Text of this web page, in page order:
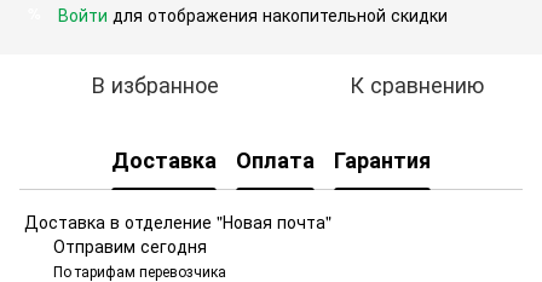
Войти для отображения накопительной скидки
В избранное К сравнению
Доставка Оплата Гарантия
Доставка в отделение "Новая почта"
Отправим сегодня
По тарифам перевозчика